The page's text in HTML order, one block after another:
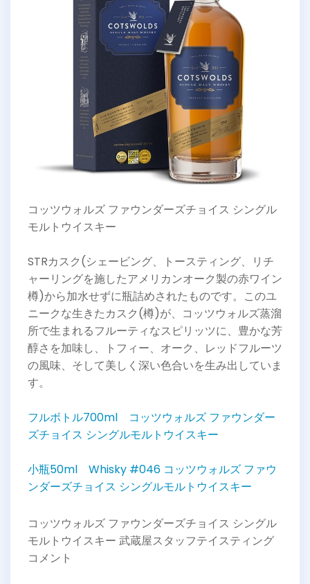
コッツウォルズ ファウンダーズチョイス シングル
モルトウイスキー
STRカスク(シェービング、トースティング、リチ
ャーリングを施したアメリカンオーク製の赤ワイン
樽)から加水せずに瓶詰めされたものです。このユ
ニークな生きたカスク(樽)が、コッツウォルズ蒸溜
所で生まれるフルーティなスピリッツに、豊かな芳
醇さを加味し、トフィー、オーク、レッドフルーツ
の風味、そして美しく深い色合いを生み出していま
す。
フルボトル700ml コッツウォルズ ファウンダー
ズチョイス シングルモルトウイスキー
小瓶50ml Whisky #046 コッツウォルズ ファウ
ンダーズチョイス シングルモルトウイスキー
コッツウォルズ ファウンダーズチョイス シングル
モルトウイスキー 武蔵屋スタッフテイスティング
コメント